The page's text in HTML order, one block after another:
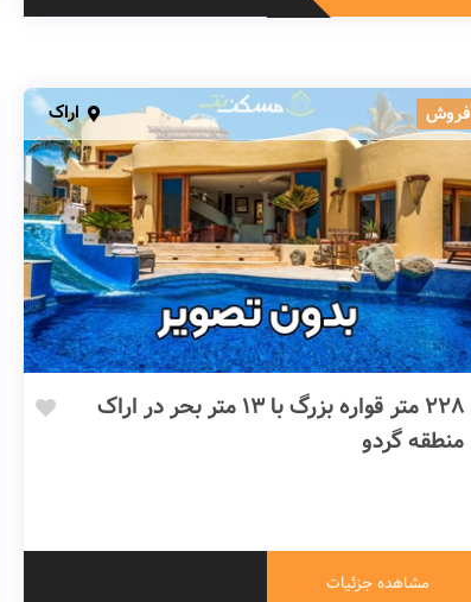
فروش اراک
228 متر قواره بزرگ با 13 متر بحر در اراک
منطقه گردو
مشاهده جزئیات